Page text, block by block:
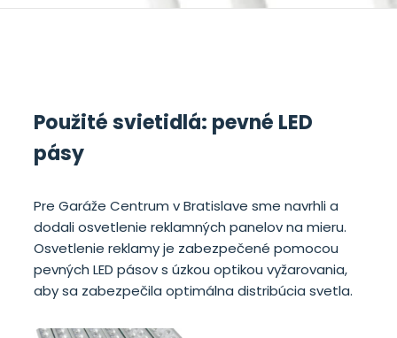
Použité svietidlá: pevné LED
pásy
Pre Garáže Centrum v Bratislave sme navrhli a
dodali osvetlenie reklamných panelov na mieru.
Osvetlenie reklamy je zabezpečené pomocou
pevných LED pásov s úzkou optikou vyžarovania,
aby sa zabezpečila optimálna distribúcia svetla.